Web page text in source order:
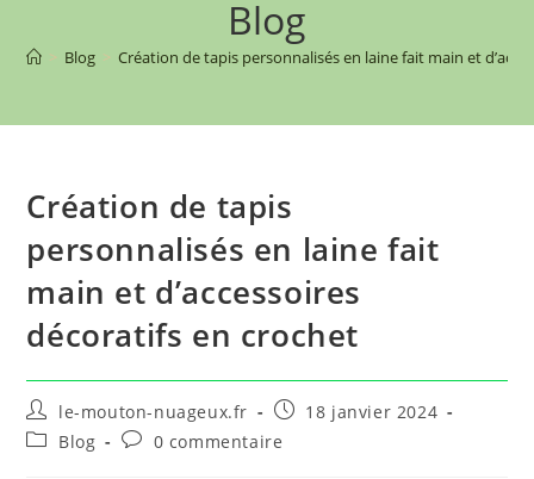
Blog
> Blog > Création de tapis personnalisés en laine fait main et
Création de tapis
personnalisés en laine fait
main et d’accessoires
décoratifs en crochet
le-mouton-nuageux.fr
18 janvier 2024
Blog
0 commentaire